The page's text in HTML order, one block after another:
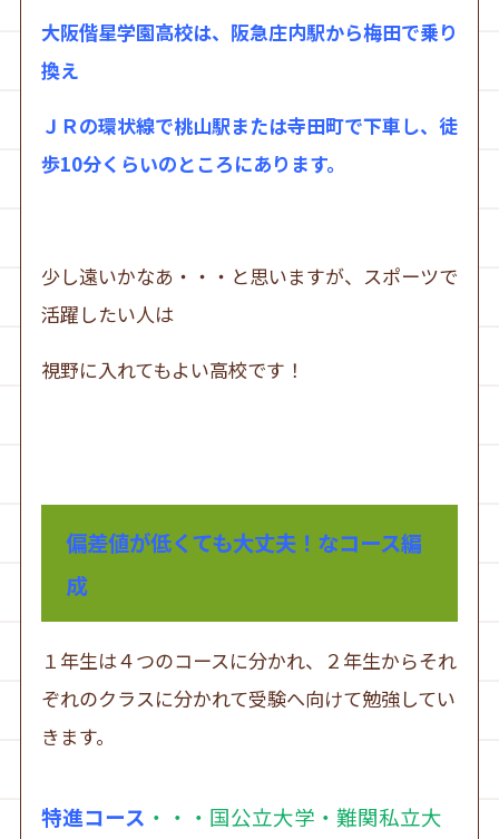
大阪偕星学園高校は、阪急庄内駅から梅田で乗り
換え
ＪＲの環状線で桃山駅または寺田町で下車し、徒
歩10分くらいのところにあります。
少し遠いかなあ・・・と思いますが、スポーツで
活躍したい人は
視野に入れてもよい高校です！
偏差値が低くても大丈夫！なコース編
成
１年生は４つのコースに分かれ、２年生からそれ
ぞれのクラスに分かれて受験へ向けて勉強してい
きます。
特進コース ・・・国公立大学・難関私立大